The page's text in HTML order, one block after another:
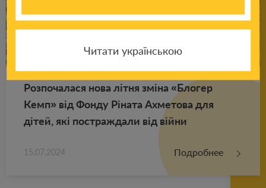
Роз­по­ча­ла­ся нова літня зміна «Бло­гер
Кемп» від Фонду Ріната Ах­ме­то­ва для
дітей, які по­ст­раж­да­ли від війни
15.07.2024 Подробнее
Читати українською